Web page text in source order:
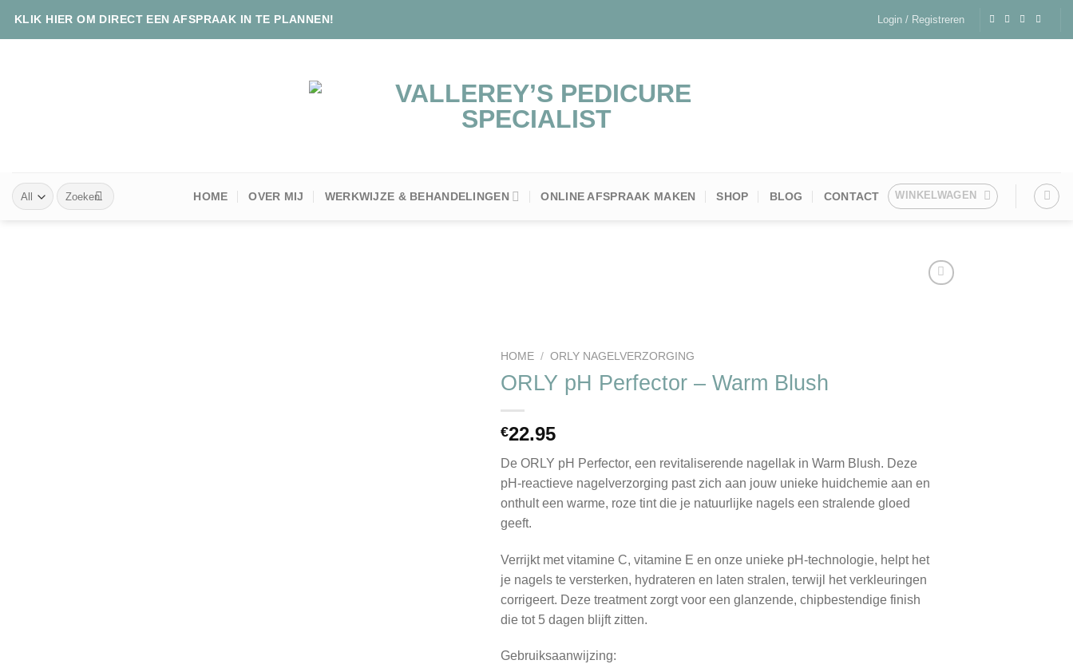
KLIK HIER OM DIRECT EEN AFSPRAAK IN TE PLANNEN! Login / Registreren
Zoeken
naar:
HOME OVER MIJ WERKWIJZE & BEHANDELINGEN ONLINE AFSPRAAK MAKEN SHOP BLOG CONTACT WINKELWAGEN
HOME / ORLY NAGELVERZORGING
ORLY pH Perfector – Warm Blush
€22.95
De ORLY pH Perfector, een revitaliserende nagellak in Warm Blush. Deze
pH-reactieve nagelverzorging past zich aan jouw unieke huidchemie aan en
onthult een warme, roze tint die je natuurlijke nagels een stralende gloed
geeft.
Verrijkt met vitamine C, vitamine E en onze unieke pH-technologie, helpt het
je nagels te versterken, hydrateren en laten stralen, terwijl het verkleuringen
corrigeert. Deze treatment zorgt voor een glanzende, chipbestendige finish
die tot 5 dagen blijft zitten.
Gebruiksaanwijzing: